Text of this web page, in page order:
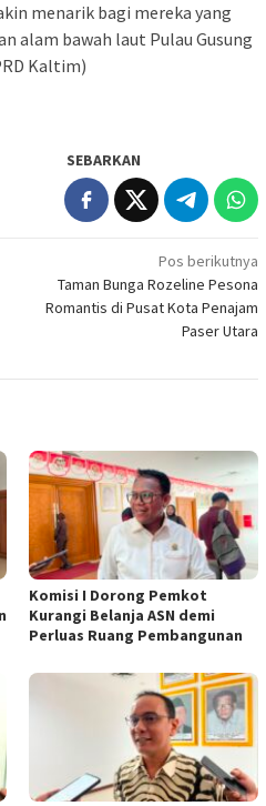
menarik bagi mereka yang
alam bawah laut Pulau Gusung
Kaltim)
SEBARKAN
Pos berikutnya
Taman Bunga Rozeline Pesona
Romantis di Pusat Kota Penajam
Paser Utara
Komisi I Dorong Pemkot
Kurangi Belanja ASN demi
Perluas Ruang Pembangunan